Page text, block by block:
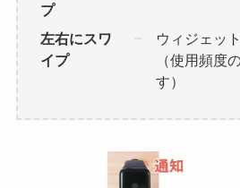
プ
左右にスワ
イプ
ウィジェット
（使用頻度
す）